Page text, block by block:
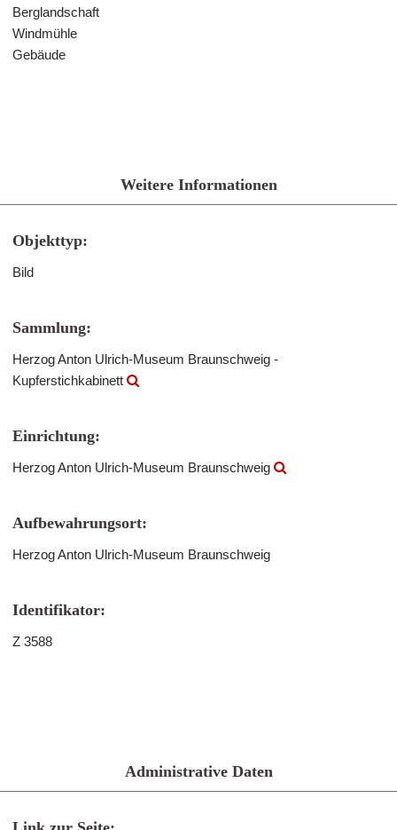
Berglandschaft
Windmühle
Gebäude
Weitere Informationen
Objekttyp:
Bild
Sammlung:
Herzog Anton Ulrich-Museum Braunschweig -
Kupferstichkabinett
Einrichtung:
Herzog Anton Ulrich-Museum Braunschweig
Aufbewahrungsort:
Herzog Anton Ulrich-Museum Braunschweig
Identifikator:
Z 3588
Administrative Daten